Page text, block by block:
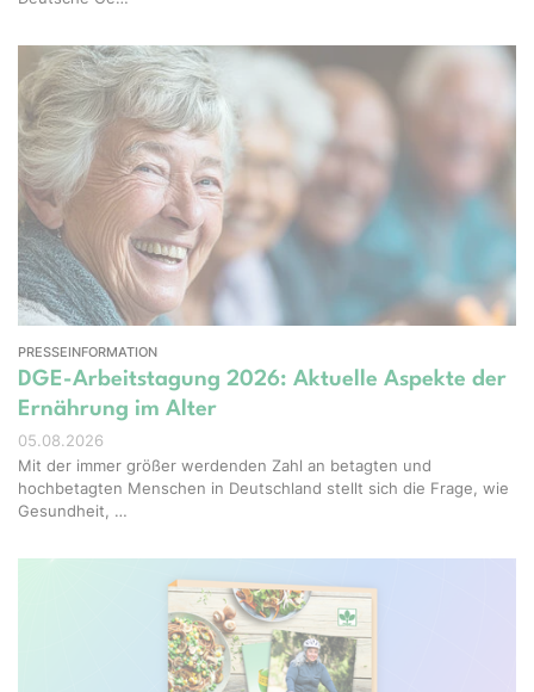
PRESSEINFORMATION
DGE-Arbeitstagung 2026: Aktuelle Aspekte der
Ernährung im Alter
05.08.2026
Mit der immer größer werdenden Zahl an betagten und
hochbetagten Menschen in Deutschland stellt sich die Frage, wie
Gesundheit, …